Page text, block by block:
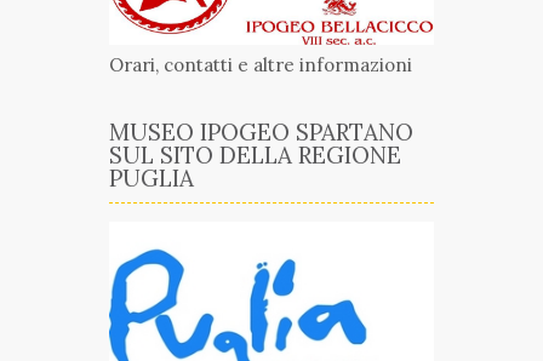
Orari, contatti e altre informazioni
MUSEO IPOGEO SPARTANO
SUL SITO DELLA REGIONE
PUGLIA